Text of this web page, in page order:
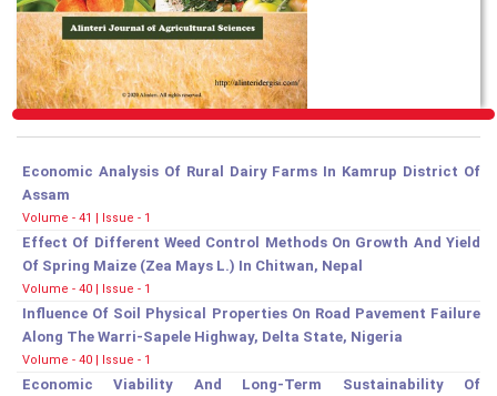
Economic Analysis Of Rural Dairy Farms In Kamrup District Of
Assam
Volume - 41 | Issue - 1
Effect Of Different Weed Control Methods On Growth And Yield
Of Spring Maize (Zea Mays L.) In Chitwan, Nepal
Volume - 40 | Issue - 1
Influence Of Soil Physical Properties On Road Pavement Failure
Along The Warri-Sapele Highway, Delta State, Nigeria
Volume - 40 | Issue - 1
Economic Viability And Long-Term Sustainability Of